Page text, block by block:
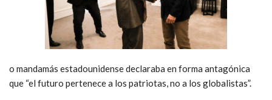
o mandamás estadounidense declaraba en forma antagónica
que “el futuro pertenece a los patriotas, no a los globalistas”.